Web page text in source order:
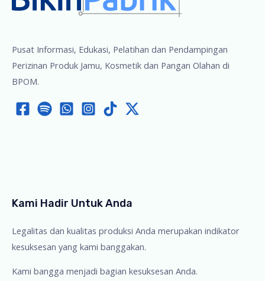
Pusat Informasi, Edukasi, Pelatihan dan Pendampingan
Perizinan Produk Jamu, Kosmetik dan Pangan Olahan di
BPOM.
Kami Hadir Untuk Anda
Legalitas dan kualitas produksi Anda merupakan indikator
kesuksesan yang kami banggakan.
Kami bangga menjadi bagian kesuksesan Anda.